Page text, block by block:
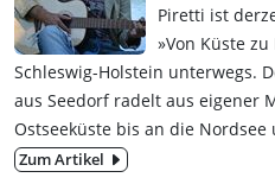
Piretti ist
»Von Küste
Schleswig-Holstein unterwegs.
aus Seedorf radelt aus eigener
Ostseeküste bis an die
Zum Artikel